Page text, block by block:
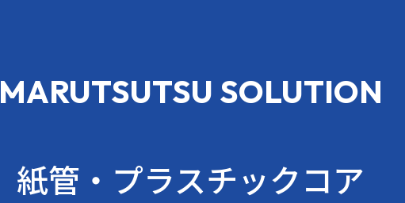
MARUTSUTSU SOLUTION
紙管・プラスチックコア